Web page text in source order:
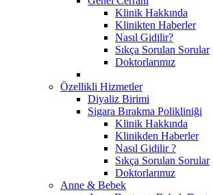
Klinik Hakkında
Klinikten Haberler
Nasıl Gidilir?
Sıkça Sorulan Sorular
Doktorlarımız
Özellikli Hizmetler
Diyaliz Birimi
Sigara Bırakma Polikliniği
Klinik Hakkında
Klinikden Haberler
Nasıl Gidilir ?
Sıkça Sorulan Sorular
Doktorlarımız
Anne & Bebek